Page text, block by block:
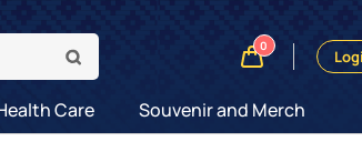
0
Care Souvenir and Merch